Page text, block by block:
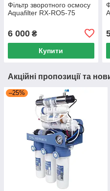
Фільтр зворотного осмосу
Aquafilter RX-RO5-75
6 000 ₴
Купити
Акційні пропозиції та
–25%